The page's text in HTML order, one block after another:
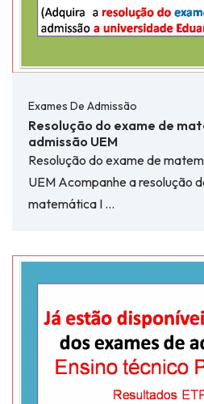
Exames De Admissão
Resolução do exame de
admissão UEM
Resolução do exame de
UEM Acompanhe a resolução
matemática I …